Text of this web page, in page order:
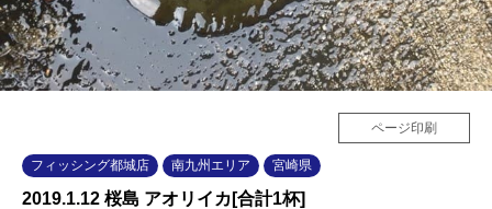
ページ印刷
フィッシング都城店 南九州エリア 宮崎県
2019.1.12 桜島 アオリイカ[合計1杯]